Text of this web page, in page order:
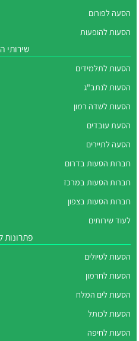
הסעה לפורום
הסעות להופעות
שירותי
הסעות לתלמידים
הסעות לנתב"ג
הסעות לשדה רמון
הסעת עובדים
הסעה לתיירים
חברות הסעות בדרום
חברות הסעות במרכז
חברות הסעות בצפון
לעוד שירותים
פתרונות
הסעות לטיולים
הסעות לחרמון
הסעות לים המלח
הסעות לכותל
הסעות לחיפה